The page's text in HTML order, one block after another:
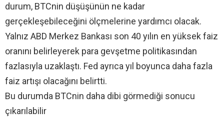
durum, BTCnin düşüşünün ne kadar
gerçekleşebileceğini ölçmelerine yardımcı olacak.
Yalnız ABD Merkez Bankası son 40 yılın en yüksek faiz
oranını belirleyerek para gevşetme politikasından
fazlasıyla uzaklaştı. Fed ayrıca yıl boyunca daha fazla
faiz artışı olacağını belirtti.
Bu durumda BTCnin daha dibi görmediği sonucu
çıkarılabilir